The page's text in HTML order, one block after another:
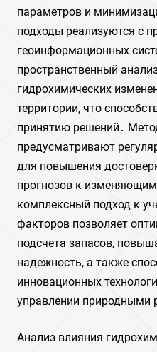
параметров и
подходы реализуются с
геоинформационных
пространственный
гидрохимических
территории, что
принятию решений․
предусматривают
для повышения
прогнозов к
комплексный подход к
факторов позволяет
подсчета запасов,
надежность, а также
инновационных
управлении природными
Анализ влияния